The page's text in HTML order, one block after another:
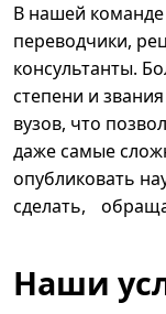
В нашей
переводчики,
консультанты.
степени и
вузов, что
даже самые
опубликовать
сделать,
Наши